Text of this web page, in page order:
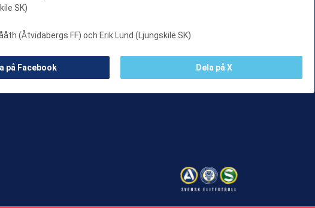
SK)
(Åtvidabergs FF) och Erik Lund (Ljungskile SK)
på Facebook Dela på X